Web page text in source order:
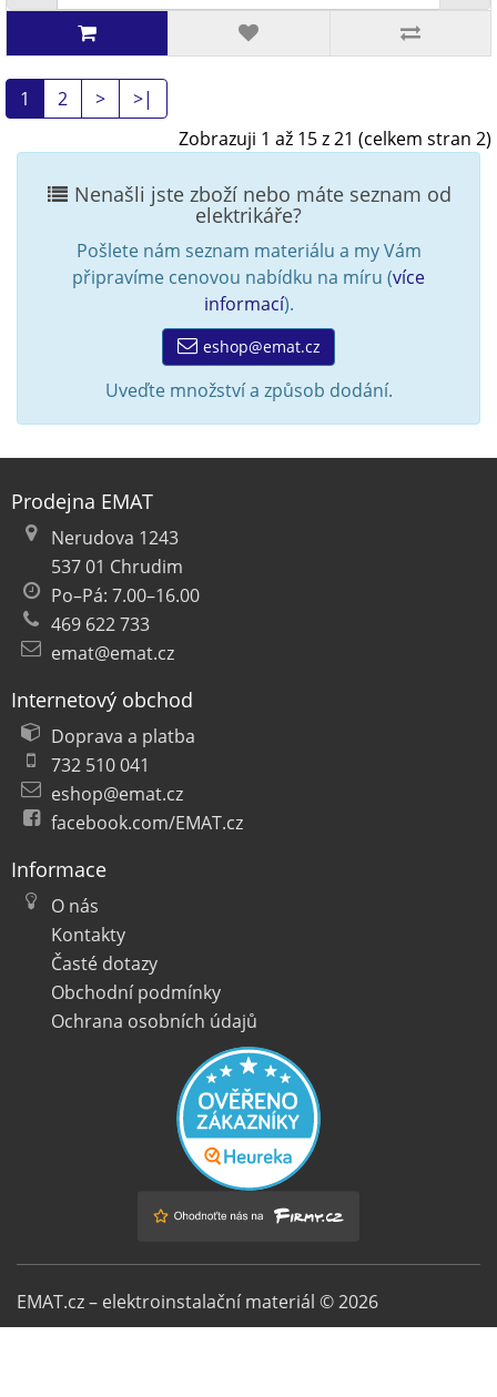
1 2 >
>|
Zobrazuji 1 až 15 z 21 (celkem stran 2)
Nenašli jste zboží nebo máte seznam od
elektrikáře?
Pošlete nám seznam materiálu a my Vám
připravíme cenovou nabídku na míru (více
informací).
eshop@emat.cz
Uveďte množství a způsob dodání.
Prodejna EMAT
Nerudova 1243
537 01 Chrudim
Po–Pá: 7.00–16.00
469 622 733
emat@emat.cz
Internetový obchod
Doprava a platba
732 510 041
eshop@emat.cz
facebook.com/EMAT.cz
Informace
O nás
Kontakty
Časté dotazy
Obchodní podmínky
Ochrana osobních údajů
EMAT.cz – elektroinstalační materiál © 2026